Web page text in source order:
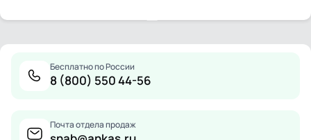
Бесплатно по России
8 (800) 550 44-56
Почта отдела продаж